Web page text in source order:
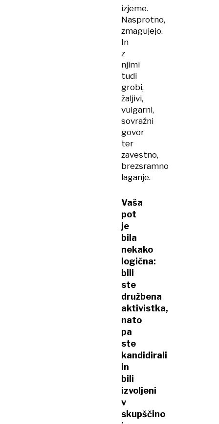
izjeme.
Nasprotno,
zmagujejo.
In
z
njimi
tudi
grobi,
žaljivi,
vulgarni,
sovražni
govor
ter
zavestno,
brezsramno
laganje.
Vaša
pot
je
bila
nekako
logična:
bili
ste
družbena
aktivistka,
nato
pa
ste
kandidirali
in
bili
izvoljeni
v
skupščino